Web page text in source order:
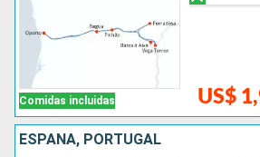
Comidas incluidas US$
ESPAÑA, PORTUGAL